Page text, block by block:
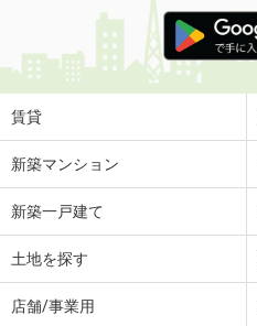
賃貸
新築マンション
新築一戸建て
土地を探す
店舗/事業用